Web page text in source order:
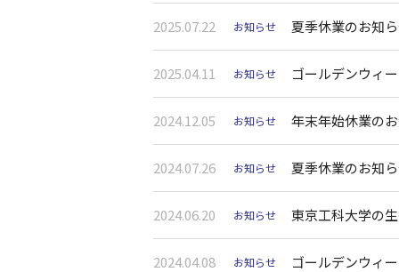
2025.07.22 お知らせ 夏季休業のお知
2025.04.11 お知らせ ゴールデンウィ
2024.12.05 お知らせ 年末年始休業の
2024.07.26 お知らせ 夏季休業のお知
2024.06.20 お知らせ 東京工科大学の
2024.04.08 お知らせ ゴールデンウィ